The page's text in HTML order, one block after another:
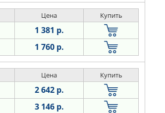
Цена Купить
1 381 р.
1 760 р.
Цена Купить
2 642 р.
3 146 р.